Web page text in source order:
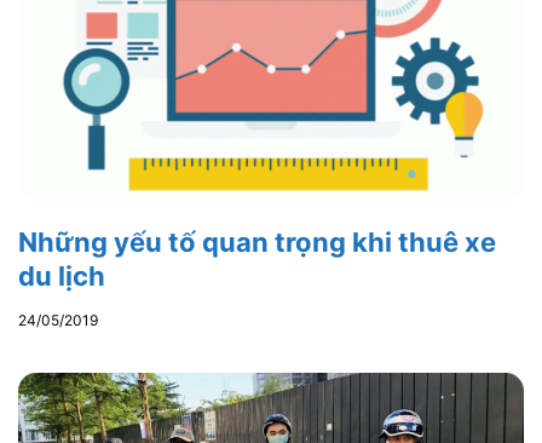
Những yếu tố quan trọng khi thuê xe
du lịch
24/05/2019